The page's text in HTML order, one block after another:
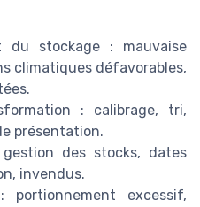
stockage : mauvaise
climatiques défavorables,
: calibrage, tri,
présentation.
des stocks, dates
invendus.
excessif,